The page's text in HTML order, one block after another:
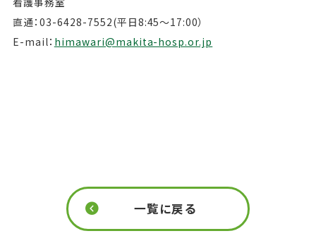
直通：03-6428-7552(平日8:45～17:00）
E-mail： himawari@makita-hosp.or.jp
一覧に戻る